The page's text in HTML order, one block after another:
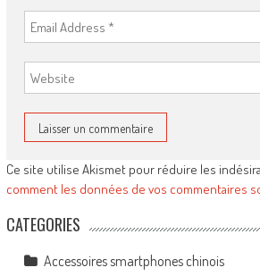
Ce site utilise Akismet pour réduire les
comment les données de vos commentaires
CATEGORIES
Accessoires smartphones chinois